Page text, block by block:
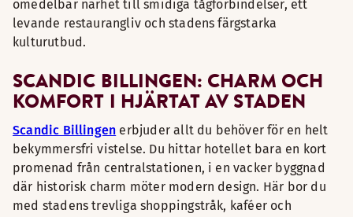
omedelbar närhet till smidiga tågförbindelser, ett
levande restaurangliv och stadens färgstarka
kulturutbud.
SCANDIC BILLINGEN: CHARM OCH
KOMFORT I HJÄRTAT AV STADEN
Scandic Billingen erbjuder allt du behöver för en helt
bekymmersfri vistelse. Du hittar hotellet bara en kort
promenad från centralstationen, i en vacker byggnad
där historisk charm möter modern design. Här bor du
med stadens trevliga shoppingstråk, kaféer och